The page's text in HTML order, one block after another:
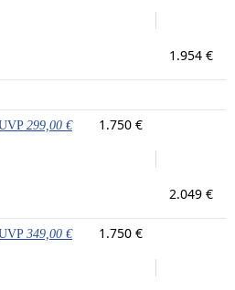
1.954 €
299,00 € 1.750 €
2.049 €
349,00 € 1.750 €